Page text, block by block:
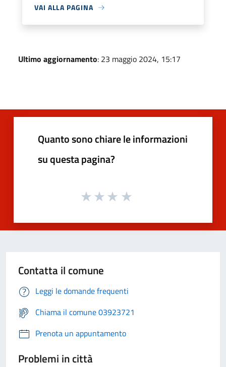
VAI ALLA PAGINA
Ultimo aggiornamento: 23 maggio 2024, 15:17
Quanto sono chiare le informazioni
su questa pagina?
Contatta il comune
Leggi le domande frequenti
Chiama il comune 03923721
Prenota un appuntamento
Problemi in città